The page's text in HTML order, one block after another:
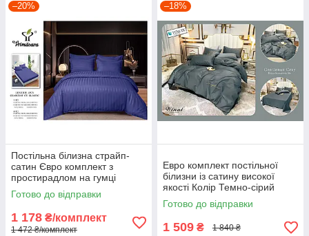
–20%
Постільна білизна страйп-
сатин Євро комплект з
простирадлом на гумці
180*200+25см, Тканина -
Бавовна
Готово до відправки
1 178 ₴/комплект
1 472 ₴/комплект
–18%
Евро комплект постільної
білизни із сатину високої
якості Колір Темно-сірий
Готово до відправки
1 509 ₴ 1 840 ₴